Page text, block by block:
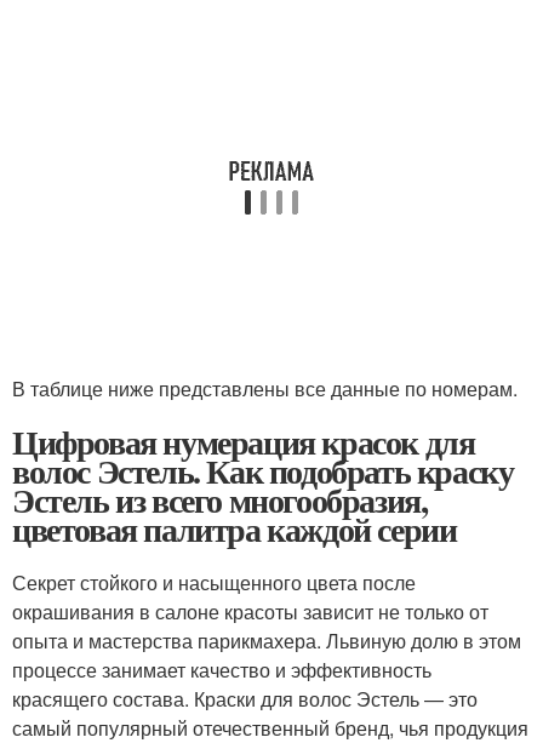
В таблице ниже представлены все данные по номерам.
Цифровая нумерация красок для
волос Эстель. Как подобрать краску
Эстель из всего многообразия,
цветовая палитра каждой серии
Секрет стойкого и насыщенного цвета после
окрашивания в салоне красоты зависит не только от
опыта и мастерства парикмахера. Львиную долю в этом
процессе занимает качество и эффективность
красящего состава. Краски для волос Эстель — это
самый популярный отечественный бренд, чья продукция